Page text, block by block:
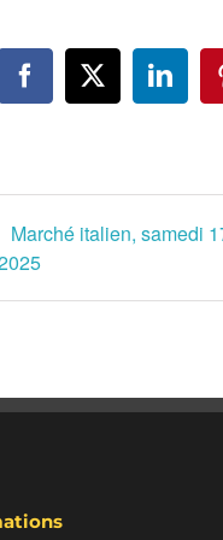
Facebook
X
Marché italien, samedi